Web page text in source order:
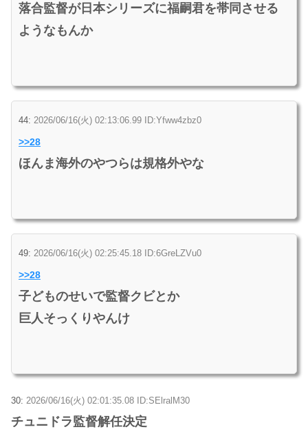
落合監督が日本シリーズに福嗣君を帯同させる
ようなもんか
44: 2026/06/16(火) 02:13:06.99 ID:Yfww4zbz0
>>28
ほんま海外のやつらは規格外やな
49: 2026/06/16(火) 02:25:45.18 ID:6GreLZVu0
>>28
子どものせいで監督クビとか
巨人そっくりやんけ
30: 2026/06/16(火) 02:01:35.08 ID:SElralM30
チュニドラ監督解任決定